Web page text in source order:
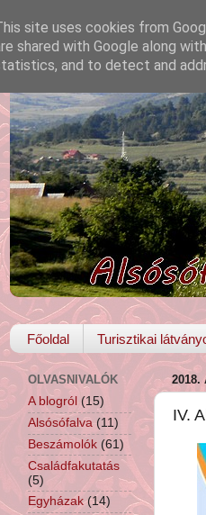
Főoldal Turisztikai
2018.
IV.
OLVASNIVALÓK
A blogról (15)
Alsósófalva (11)
Beszámolók (61)
Családfakutatás
(5)
Egyházak (14)
site uses cookies from
shared with Google along
and to detect and